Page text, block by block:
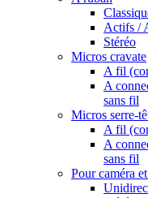
Actifs /
Stéréo
Micros cravate
A fil
A
sans fil
Micros serre-
A fil
A
sans fil
Pour caméra